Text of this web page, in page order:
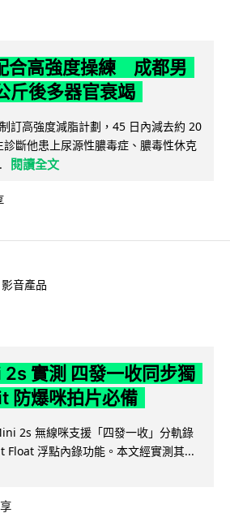
合高強度操練 成都男
斤後多器官衰竭
訂高強度減脂計劃，45 日內減去約 20
斷他患上尿源性膿毒症、膿毒性休克
閱讀全文
影音產品
實測 四發一收同步獨
防爆咪拍片必備
2s 無線咪支援「四發一收」分軌錄
Float 浮點內錄功能。本文經實測其...